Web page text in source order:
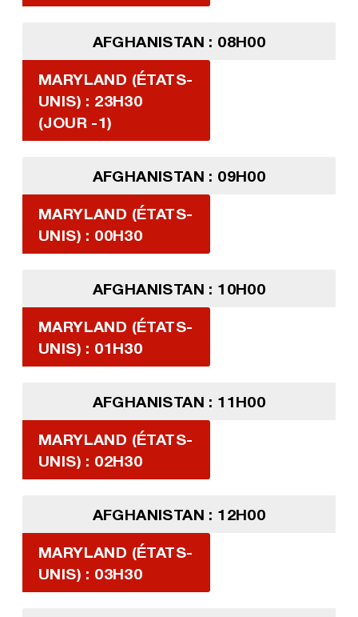
AFGHANISTAN : 08H00
MARYLAND (ÉTATS-
UNIS) : 23H30
(JOUR -1)
AFGHANISTAN : 09H00
MARYLAND (ÉTATS-
UNIS) : 00H30
AFGHANISTAN : 10H00
MARYLAND (ÉTATS-
UNIS) : 01H30
AFGHANISTAN : 11H00
MARYLAND (ÉTATS-
UNIS) : 02H30
AFGHANISTAN : 12H00
MARYLAND (ÉTATS-
UNIS) : 03H30